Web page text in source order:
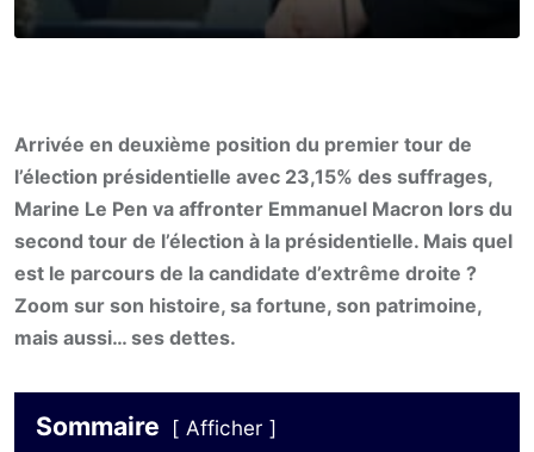
Arrivée en deuxième position du premier tour de
l’élection présidentielle avec 23,15% des suffrages,
Marine Le Pen va affronter Emmanuel Macron lors du
second tour de l’élection à la présidentielle. Mais quel
est le parcours de la candidate d’extrême droite ?
Zoom sur son histoire, sa fortune, son patrimoine,
mais aussi… ses dettes.
Sommaire Afficher